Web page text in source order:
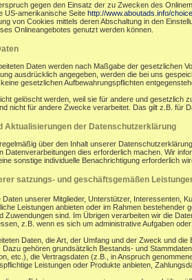
gegen den Einsatz der zu Zwecken des
US-amerikanische Seite http://www.aboutads.info/
von Cookies mittels deren Abschaltung in den
Onlineangebotes genutzt werden können.
Daten werden nach Maßgabe der gesetzlichen
ausdrücklich angegeben, werden die bei uns
gesetzlichen Aufbewahrungspflichten
gelöscht werden, weil sie für andere und gesetzlich
nicht für andere Zwecke verarbeitet. Das gilt z.B. für
Aktualisierungen der Datenschutzerklärung
über den Inhalt unserer
Datenverarbeitungen dies erforderlich machen. Wir
sonstige individuelle Benachrichtigung erforderlich
satzungs- und geschäftsgemäßen
Daten unserer Mitglieder, Unterstützer, Interessenten,
Leistungen anbieten oder im Rahmen
Zuwendungen sind. Im Übrigen verarbeiten wir die
z.B. wenn es sich um administrative Aufgaben
Daten, die Art, der Umfang und der Zweck und
Dazu gehören grundsätzlich Bestands- und
etc.), die Vertragsdaten (z.B., in Anspruch
Leistungen oder Produkte anbieten,